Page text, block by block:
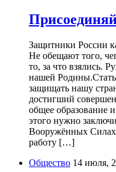
Защитники России
Не обещают того,
то, за что взялись.
нашей
защищать нашу
достигший
общее образование
этого нужно
Вооружённых
работу […]
Общество 14 июля,